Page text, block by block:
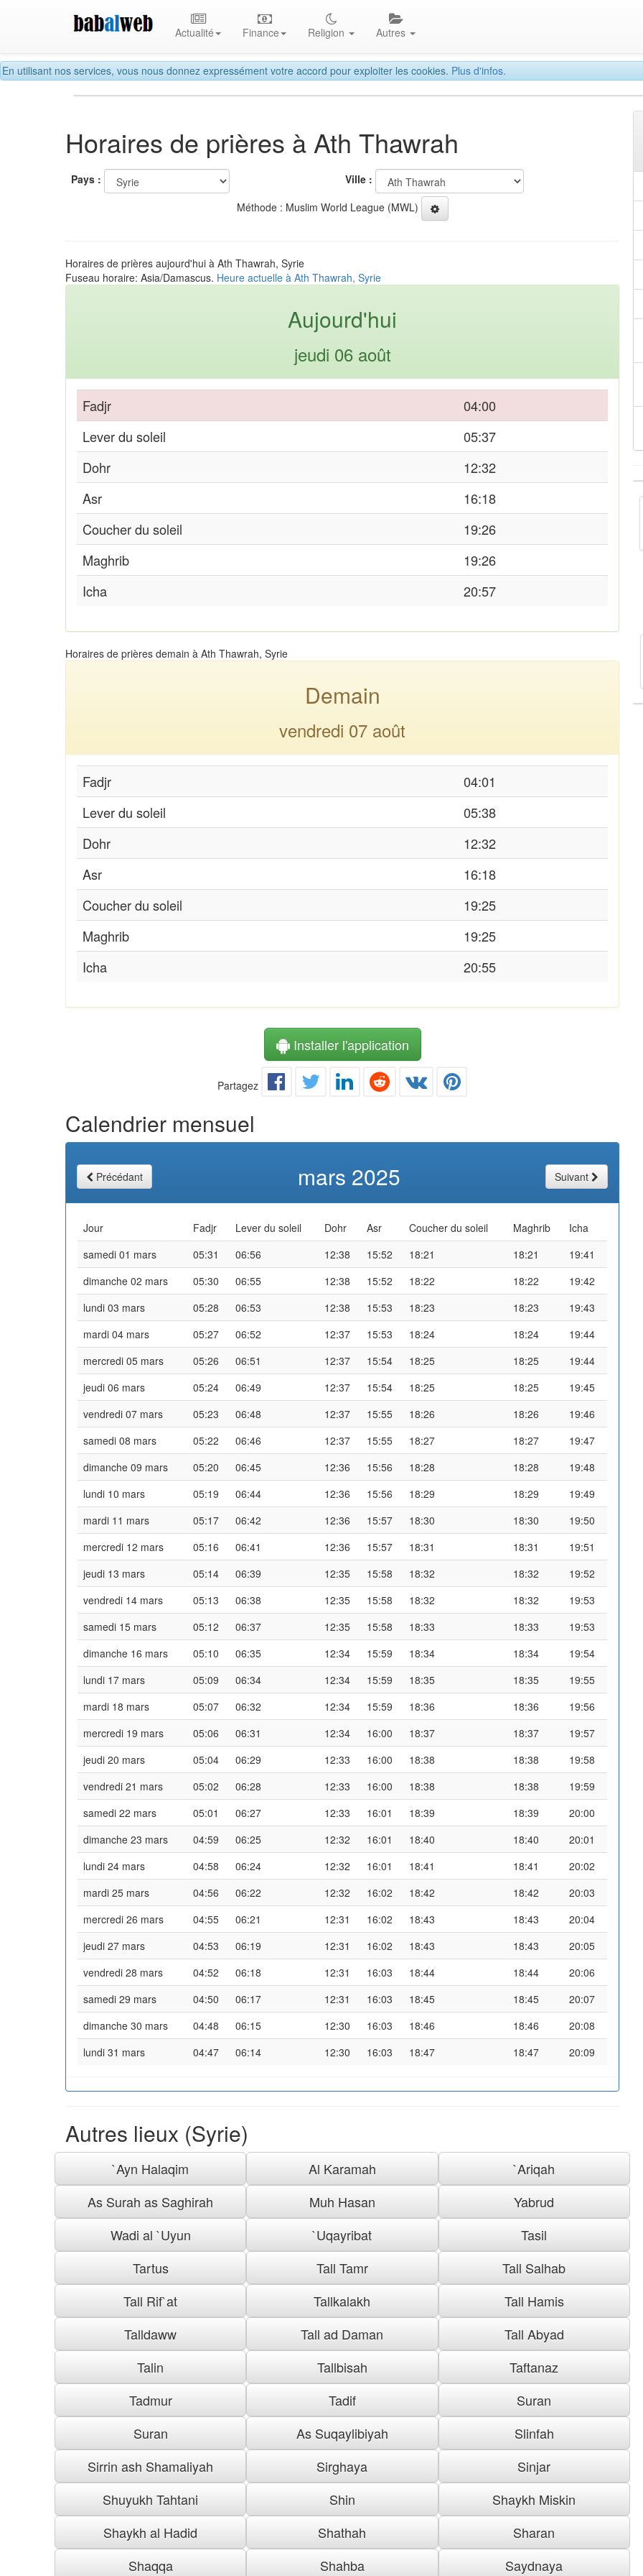
En utilisant nos services, vous nous donnez expressément votre accord pour exploiter les cookies. Plus d'infos.
Actualité Finance Religion Autres
Horaires de prières à Ath Thawrah
Pays :
Ville :
Méthode : Muslim World League (MWL)
Horaires de prières aujourd'hui à Ath Thawrah, Syrie
Fuseau horaire: Asia/Damascus. Heure actuelle à Ath Thawrah, Syrie
Aujourd'hui
jeudi 06 août
Fadjr
04:00
Lever du soleil
05:37
Dohr
12:32
Asr
16:18
Coucher du soleil
19:26
Maghrib
19:26
Icha
20:57
Horaires de prières demain à Ath Thawrah, Syrie
Demain
vendredi 07 août
Fadjr
04:01
Lever du soleil
05:38
Dohr
12:32
Asr
16:18
Coucher du soleil
19:25
Maghrib
19:25
Icha
20:55
Installer l'application
Partagez
Calendrier mensuel
Précédant mars 2025 Suivant
Jour Fadjr Lever du soleil Dohr Asr Coucher du soleil Maghrib
Icha
samedi 01 mars
05:31 06:56 12:38 15:52 18:21 18:21
19:41
dimanche 02 mars
05:30 06:55 12:38 15:52 18:22 18:22
19:42
lundi 03 mars
05:28 06:53 12:38 15:53 18:23 18:23
19:43
mardi 04 mars
05:27 06:52 12:37 15:53 18:24 18:24
19:44
mercredi 05 mars
05:26 06:51 12:37 15:54 18:25 18:25
19:44
jeudi 06 mars
05:24 06:49 12:37 15:54 18:25 18:25
19:45
vendredi 07 mars
05:23 06:48 12:37 15:55 18:26 18:26
19:46
samedi 08 mars
05:22 06:46 12:37 15:55 18:27 18:27
19:47
dimanche 09 mars
05:20 06:45 12:36 15:56 18:28 18:28
19:48
lundi 10 mars
05:19 06:44 12:36 15:56 18:29 18:29
19:49
mardi 11 mars
05:17 06:42 12:36 15:57 18:30 18:30
19:50
mercredi 12 mars
05:16 06:41 12:36 15:57 18:31 18:31
19:51
jeudi 13 mars
05:14 06:39 12:35 15:58 18:32 18:32
19:52
vendredi 14 mars
05:13 06:38 12:35 15:58 18:32 18:32
19:53
samedi 15 mars
05:12 06:37 12:35 15:58 18:33 18:33
19:53
dimanche 16 mars
05:10 06:35 12:34 15:59 18:34 18:34
19:54
lundi 17 mars
05:09 06:34 12:34 15:59 18:35 18:35
19:55
mardi 18 mars
05:07 06:32 12:34 15:59 18:36 18:36
19:56
mercredi 19 mars
05:06 06:31 12:34 16:00 18:37 18:37
19:57
jeudi 20 mars
05:04 06:29 12:33 16:00 18:38 18:38
19:58
vendredi 21 mars
05:02 06:28 12:33 16:00 18:38 18:38
19:59
samedi 22 mars
05:01 06:27 12:33 16:01 18:39 18:39
20:00
dimanche 23 mars
04:59 06:25 12:32 16:01 18:40 18:40
20:01
lundi 24 mars
04:58 06:24 12:32 16:01 18:41 18:41
20:02
mardi 25 mars
04:56 06:22 12:32 16:02 18:42 18:42
20:03
mercredi 26 mars
04:55 06:21 12:31 16:02 18:43 18:43
20:04
jeudi 27 mars
04:53 06:19 12:31 16:02 18:43 18:43
20:05
vendredi 28 mars
04:52 06:18 12:31 16:03 18:44 18:44
20:06
samedi 29 mars
04:50 06:17 12:31 16:03 18:45 18:45
20:07
dimanche 30 mars
04:48 06:15 12:30 16:03 18:46 18:46
20:08
lundi 31 mars
04:47 06:14 12:30 16:03 18:47 18:47 20:09
Autres lieux (Syrie)
`Ayn Halaqim Al Karamah
`Ariqah
As Surah as Saghirah
Muh Hasan
Yabrud
Wadi al `Uyun
`Uqayribat
Tasil
Tartus
Tall Tamr
Tall Salhab
Tall Rif`at
Tallkalakh
Tall Hamis
Talldaww
Tall ad Daman
Tall Abyad
Talin
Tallbisah
Taftanaz
Tadmur
Tadif
Suran
Suran
As Suqaylibiyah
Slinfah
Sirrin ash Shamaliyah
Sirghaya
Sinjar
Shuyukh Tahtani
Shin
Shaykh Miskin
Shaykh al Hadid
Shathah
Sharan
Shaqqa
Shahba Saydnaya